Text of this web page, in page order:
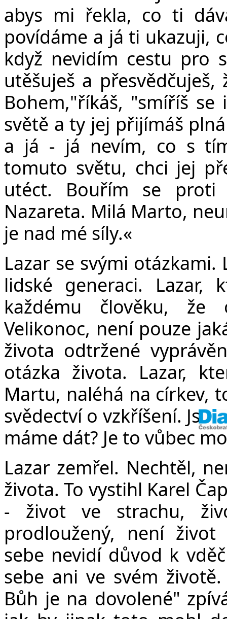
abys mi řekla, co ti
povídáme a já ti ukazuji,
když nevidím cestu pro
utěšuješ a
Bohem,"říkáš, "smíříš
světě a ty jej přijímáš
a já - já nevím, co s
tomuto světu, chci jej
utéct. Bouřím se
Nazareta. Milá Marto,
je nad mé síly.«
Lazar se svými otázkami.
lidské generaci. Lazar,
každému člověku, že
Velikonoc, není pouze
života odtržené
otázka života. Lazar,
Martu, naléhá na církev,
svědectví o vzkříšení.
máme dát? Je to vůbec
Lazar zemřel. Nechtěl,
života. To vystihl Karel
- život ve strachu,
prodloužený, není
sebe nevidí důvod k
sebe ani ve svém
Bůh je na dovolené"